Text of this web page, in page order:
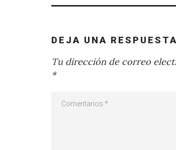
DEJA UNA RESPUESTA
Tu dirección de correo
*